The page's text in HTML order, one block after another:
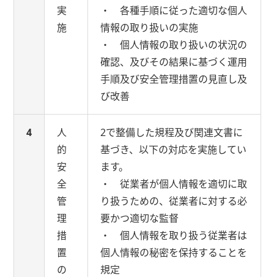
実
施
・ 各種手順に従った適切な個人
情報の取り扱いの実施
・ 個人情報の取り扱いの状況の
確認、及びその結果に基づく運用
手順及び安全管理措置の見直し及
び改善
4
人
的
安
全
管
理
措
置
の
2で整備した規程及び関連文書に
基づき、以下の対応を実施してい
ます。
・ 従業者が個人情報を適切に取
り扱うための、従業者に対する必
要かつ適切な監督
・ 個人情報を取り扱う従業者は
個人情報の秘密を保持することを
規定